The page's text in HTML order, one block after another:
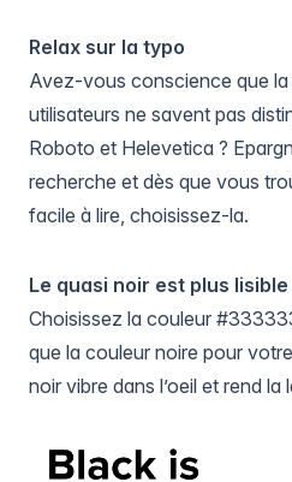
Relax sur la typo
Avez-vous conscience que
utilisateurs ne savent pas
Roboto et Helevetica ?
recherche et dès que vous
facile à lire, choisissez-la.
Le quasi noir est plus
Choisissez la couleur
que la couleur noire pour
noir vibre dans l’oeil et rend